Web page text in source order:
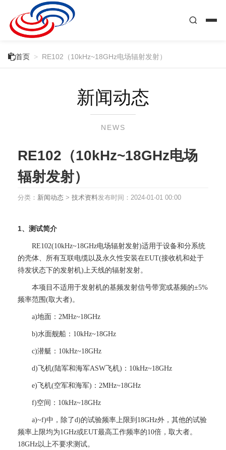
首页 > RE102（10kHz~18GHz电场辐射发射）
新闻动态
NEWS
RE102（10kHz~18GHz电场
辐射发射）
分类： 新闻动态 > 技术资料发布时间： 2024-01-01 00:00
1、测试简介
RE102(10kHz~18GHz电场辐射发射)适用于设备和分系统
的壳体、所有互联电缆以及永久性安装在EUT(接收机和处于
待发状态下的发射机)上天线的辐射发射。
本项目不适用于发射机的基频发射信号带宽或基频的±5%
频率范围(取大者)。
a)地面：2MHz~18GHz
b)水面舰船：10kHz~18GHz
c)潜艇：10kHz~18GHz
d)飞机(陆军和海军ASW飞机)：10kHz~18GHz
e)飞机(空军和海军)：2MHz~18GHz
f)空间：10kHz~18GHz
a)~f)中，除了d)的试验频率上限到18GHz外，其他的试验
频率上限均为1GHz或EUT最高工作频率的10倍，取大者。
18GHz以上不要求测试。